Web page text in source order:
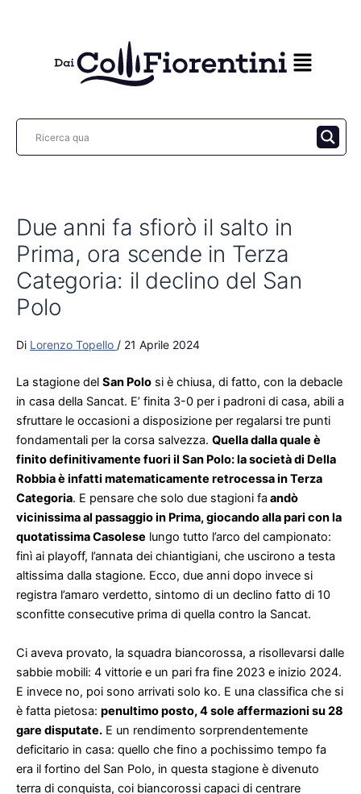
Due anni fa sfiorò il salto in
Prima, ora scende in Terza
Categoria: il declino del San
Polo
Di Lorenzo Topello / 21 Aprile 2024
La stagione del San Polo si è chiusa, di fatto, con la debacle
in casa della Sancat. E’ finita 3-0 per i padroni di casa, abili a
sfruttare le occasioni a disposizione per regalarsi tre punti
fondamentali per la corsa salvezza. Quella dalla quale è
finito definitivamente fuori il San Polo: la società di Della
Robbia è infatti matematicamente retrocessa in Terza
Categoria. E pensare che solo due stagioni fa andò
vicinissima al passaggio in Prima, giocando alla pari con la
quotatissima Casolese lungo tutto l’arco del campionato:
finì ai playoff, l’annata dei chiantigiani, che uscirono a testa
altissima dalla stagione. Ecco, due anni dopo invece si
registra l’amaro verdetto, sintomo di un declino fatto di 10
sconfitte consecutive prima di quella contro la Sancat.
Ci aveva provato, la squadra biancorossa, a risollevarsi dalle
sabbie mobili: 4 vittorie e un pari fra fine 2023 e inizio 2024.
E invece no, poi sono arrivati solo ko. E una classifica che si
è fatta pietosa: penultimo posto, 4 sole affermazioni su 28
gare disputate. E un rendimento sorprendentemente
deficitario in casa: quello che fino a pochissimo tempo fa
era il fortino del San Polo, in questa stagione è divenuto
terra di conquista, coi biancorossi capaci di centrare